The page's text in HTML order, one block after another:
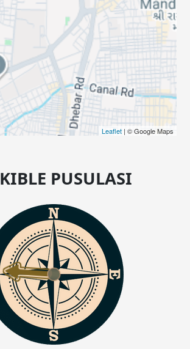
Leaflet| © Google Maps
KIBLE PUSULASI